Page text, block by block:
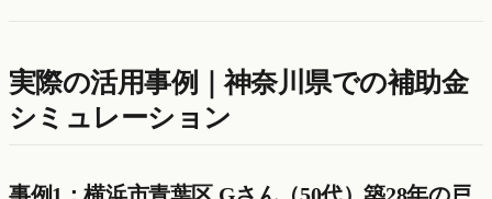
実際の活用事例｜神奈川県での補助金
シミュレーション